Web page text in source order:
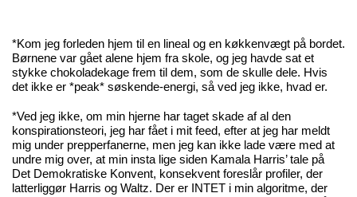
*Kom jeg forleden hjem til en lineal og en køkkenvægt på bordet.
Børnene var gået alene hjem fra skole, og jeg havde sat et
stykke chokoladekage frem til dem, som de skulle dele. Hvis
det ikke er *peak* søskende-energi, så ved jeg ikke, hvad er.
*Ved jeg ikke, om min hjerne har taget skade af al den
konspirationsteori, jeg har fået i mit feed, efter at jeg har meldt
mig under prepperfanerne, men jeg kan ikke lade være med at
undre mig over, at min insta lige siden Kamala Harris’ tale på
Det Demokratiske Konvent, konsekvent foreslår profiler, der
latterliggør Harris og Waltz. Der er INTET i min algoritme, der